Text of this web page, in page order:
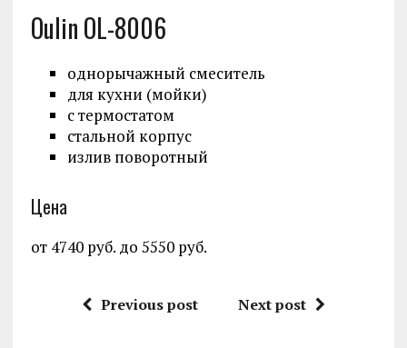
Oulin OL-8006
однорычажный смеситель
для кухни (мойки)
с термостатом
стальной корпус
излив поворотный
Цена
от 4740 руб. до 5550 руб.
Previous post Next post